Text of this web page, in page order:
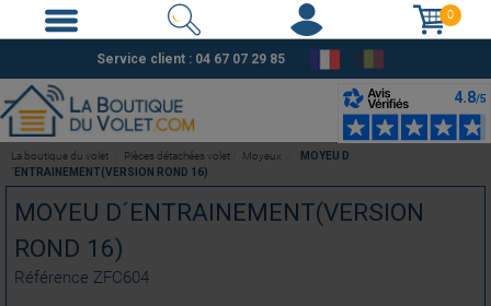
0
Service client : 04 67 07 29 85
MOYEU D´ENTRAINEMENT(VERSION
ROND 16)
Référence ZFC604
La boutique du volet Pièces détachées volet Moyeux
MOYEU D
´ENTRAINEMENT(VERSION ROND 16)